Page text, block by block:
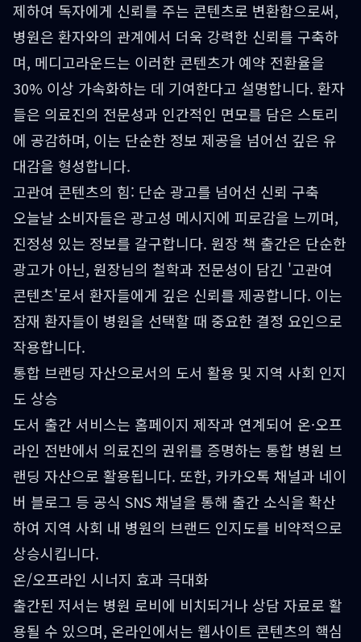
제하여 독자에게 신뢰를 주는 콘텐츠로 변환함으로써,
병원은 환자와의 관계에서 더욱 강력한 신뢰를 구축하
며, 메디고라운드는 이러한 콘텐츠가 예약 전환율을
30% 이상 가속화하는 데 기여한다고 설명합니다. 환자
들은 의료진의 전문성과 인간적인 면모를 담은 스토리
에 공감하며, 이는 단순한 정보 제공을 넘어선 깊은 유
대감을 형성합니다.
고관여 콘텐츠의 힘: 단순 광고를 넘어선 신뢰 구축
오늘날 소비자들은 광고성 메시지에 피로감을 느끼며,
진정성 있는 정보를 갈구합니다. 원장 책 출간은 단순한
광고가 아닌, 원장님의 철학과 전문성이 담긴 '고관여
콘텐츠'로서 환자들에게 깊은 신뢰를 제공합니다. 이는
잠재 환자들이 병원을 선택할 때 중요한 결정 요인으로
작용합니다.
통합 브랜딩 자산으로서의 도서 활용 및 지역 사회 인지
도 상승
도서 출간 서비스는 홈페이지 제작과 연계되어 온·오프
라인 전반에서 의료진의 권위를 증명하는 통합 병원 브
랜딩 자산으로 활용됩니다. 또한, 카카오톡 채널과 네이
버 블로그 등 공식 SNS 채널을 통해 출간 소식을 확산
하여 지역 사회 내 병원의 브랜드 인지도를 비약적으로
상승시킵니다.
온/오프라인 시너지 효과 극대화
출간된 저서는 병원 로비에 비치되거나 상담 자료로 활
용될 수 있으며, 온라인에서는 웹사이트 콘텐츠의 핵심